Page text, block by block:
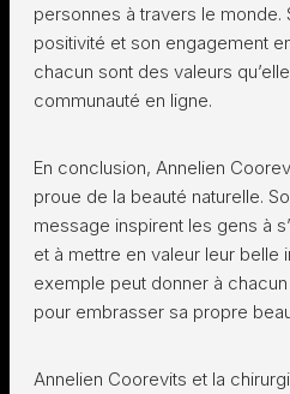
personnes à travers le monde.
positivité et son engagement
chacun sont des valeurs
communauté en ligne.
En conclusion, Annelien
proue de la beauté naturelle.
message inspirent les gens à
et à mettre en valeur leur belle
exemple peut donner à
pour embrasser sa propre
Annelien Coorevits et la